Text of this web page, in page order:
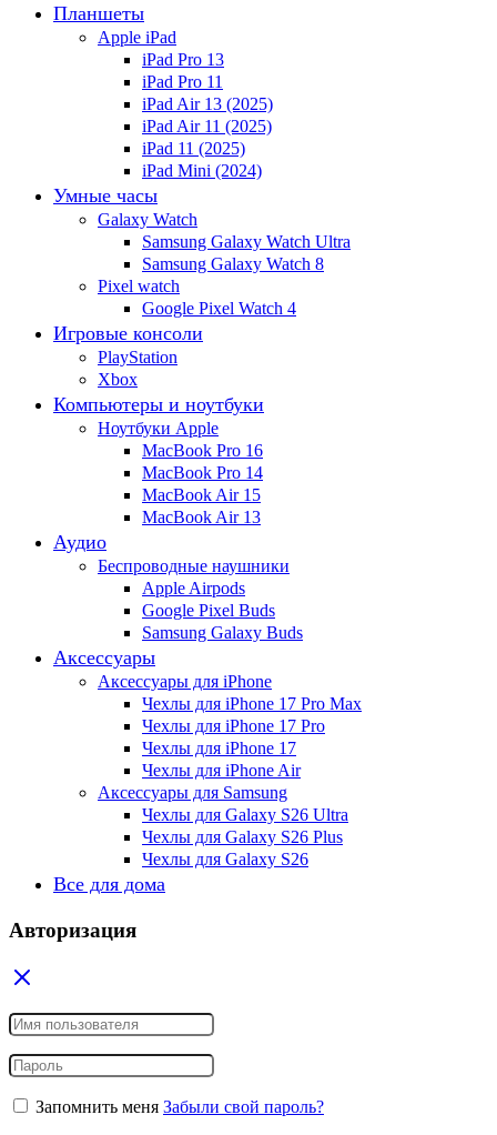
Планшеты
Apple iPad
iPad Pro 13
iPad Pro 11
iPad Air 13 (2025)
iPad Air 11 (2025)
iPad 11 (2025)
iPad Mini (2024)
Умные часы
Galaxy Watch
Samsung Galaxy Watch Ultra
Samsung Galaxy Watch 8
Pixel watch
Google Pixel Watch 4
Игровые консоли
PlayStation
Xbox
Компьютеры и ноутбуки
Ноутбуки Apple
MacBook Pro 16
MacBook Pro 14
MacBook Air 15
MacBook Air 13
Аудио
Беспроводные наушники
Apple Airpods
Google Pixel Buds
Samsung Galaxy Buds
Аксессуары
Аксессуары для iPhone
Чехлы для iPhone 17 Pro Max
Чехлы для iPhone 17 Pro
Чехлы для iPhone 17
Чехлы для iPhone Air
Аксессуары для Samsung
Чехлы для Galaxy S26 Ultra
Чехлы для Galaxy S26 Plus
Чехлы для Galaxy S26
Все для дома
Авторизация
Запомнить меня Забыли свой пароль?